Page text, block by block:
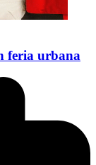
feria urbana